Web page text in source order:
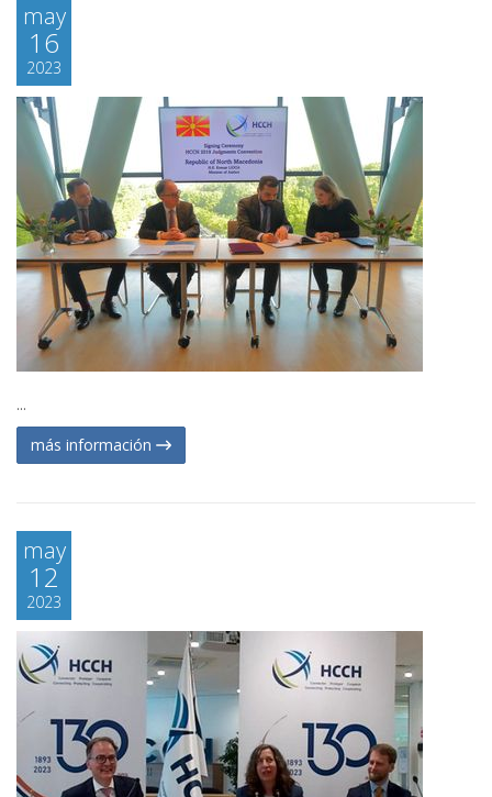
may
16
2023
...
más información
may
12
2023